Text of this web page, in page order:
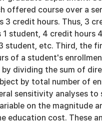
offered course over a
3 credit hours. Thus, 3
1 student, 4 credit hours
student, etc. Third, the
of a student's
dividing the sum of
by total number of
sensitivity analyses to
on the magnitude
education cost. These